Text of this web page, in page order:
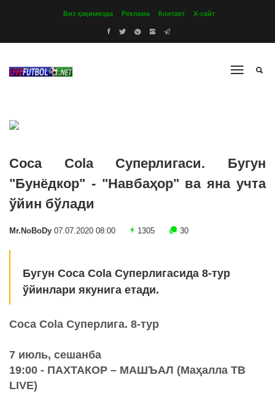
Биз ҳақимизда Реклама Контакт Х-сайт
Coca Cola Суперлигаси. Бугун
"Бунёдкор" - "Навбаҳор" ва яна учта
ўйин бўлади
Mr.NoBoDy 07.07.2020 08:00 1305 30
Бугун Coca Cola Суперлигасида 8-тур
ўйинлари якунига етади.
Coca Cola Суперлига. 8-тур
7 июль, сешанба
19:00 - ПАХТАКОР – МАШЪАЛ (Маҳалла ТВ
LIVE)